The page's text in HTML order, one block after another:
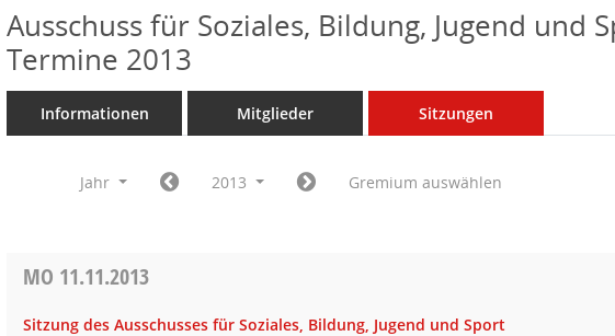
Ausschuss für Soziales, Bildung, Jugend und
Termine 2013
Informationen Mitglieder Sitzungen
Jahr 2013 Gremium auswählen
MO 11.11.2013
Sitzung des Ausschusses für Soziales, Bildung, Jugend und Sport